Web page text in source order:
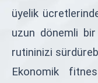
üyelik
uzun dönemli
rutininizi
Ekonomik